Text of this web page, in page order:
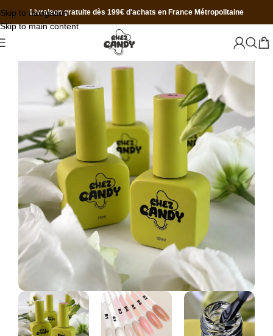
Skip to navigation
Skip to main content
Livraison gratuite dès 199€ d'achats en France Métropolitaine